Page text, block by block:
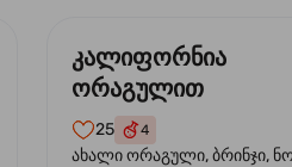
კალიფორნია
ორაგულით
25 4
ახალი ორაგული, ბრინჯი,